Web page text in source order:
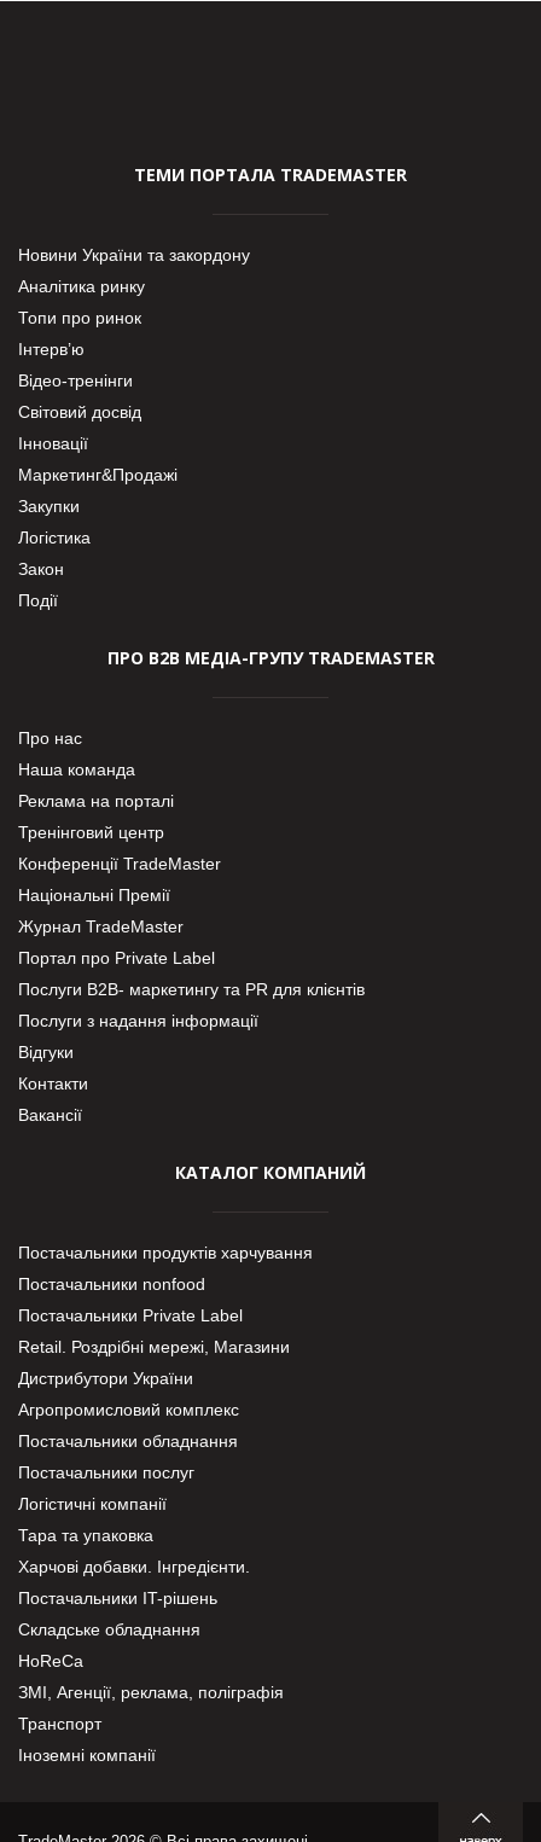
ТЕМИ ПОРТАЛА TRADEMASTER
Новини України та закордону
Аналітика ринку
Топи про ринок
Інтерв’ю
Відео-тренінги
Світовий досвід
Інновації
Маркетинг&Продажі
Закупки
Логістика
Закон
Події
ПРО В2В МЕДІА-ГРУПУ TRADEMASTER
Про нас
Наша команда
Реклама на порталі
Тренінговий центр
Конференції TradeMaster
Національні Премії
Журнал TradeMaster
Портал про Private Label
Послуги В2В- маркетингу та PR для клієнтів
Послуги з надання інформації
Відгуки
Контакти
Вакансії
КАТАЛОГ КОМПАНИЙ
Постачальники продуктів харчування
Постачальники nonfood
Постачальники Private Label
Retail. Роздрібні мережі, Магазини
Дистрибутори України
Агропромисловий комплекс
Постачальники обладнання
Постачальники послуг
Логістичні компанії
Тара та упаковка
Харчові добавки. Інгредієнти.
Постачальники IT-рішень
Складське обладнання
HoReCa
ЗМІ, Агенції, реклама, поліграфія
Транспорт
Іноземні компанії